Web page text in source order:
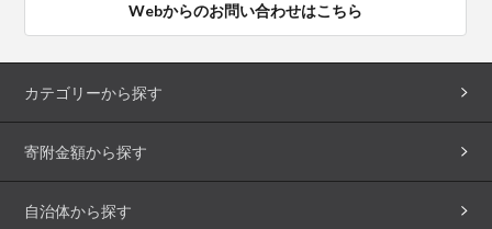
Webからのお問い合わせはこちら
カテゴリーから探す
寄附金額から探す
自治体から探す